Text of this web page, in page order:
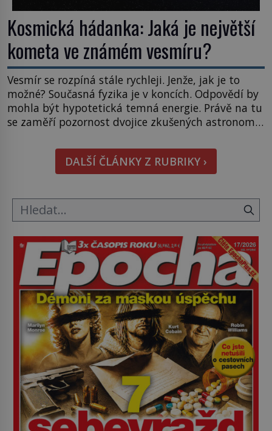
Kosmická hádanka: Jaká je největší
kometa ve známém vesmíru?
Vesmír se rozpíná stále rychleji. Jenže, jak je to
možné? Současná fyzika je v koncích. Odpovědí by
mohla být hypotetická temná energie. Právě na tu
se zaměří pozornost dvojice zkušených astronomů.
hmatatelnějšího. Naprosto rekordní kometu!
Astronomové Pedro Bernardinelli a Gary Bernstein
mravenčí prací zkoumají archivní snímky v rámci
DALŠÍ ČLÁNKY Z RUBRIKY ›